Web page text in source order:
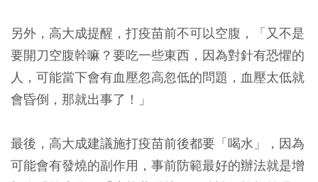
另外，高大成提醒，打疫苗前不可以空腹，「又不是
要開刀空腹幹嘛？要吃一些東西，因為對針有恐懼的
人，可能當下會有血壓忽高忽低的問題，血壓太低就
會昏倒，那就出事了！」
最後，高大成建議施打疫苗前後都要「喝水」，因為
可能會有發燒的副作用，事前防範最好的辦法就是增